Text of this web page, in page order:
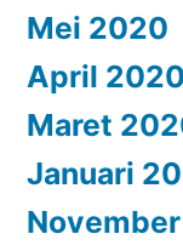
Mei 2020
April 2020
Maret
Januari